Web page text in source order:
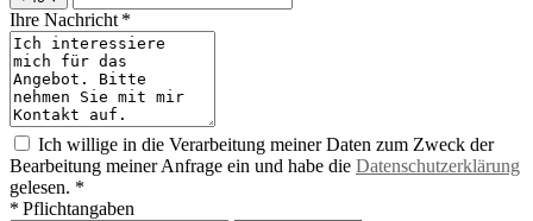
Ihre Nachricht *
Ich willige in die Verarbeitung meiner Daten zum Zweck der
Bearbeitung meiner Anfrage ein und habe die Datenschutzerklärung
gelesen. *
* Pflichtangaben